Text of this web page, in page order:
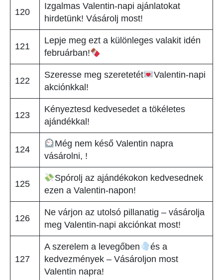
120
Izgalmas Valentin-napi ajánlatokat
hirdetünk! Vásárolj most!
121
Lepje meg ezt a különleges valakit idén
februárban!
122
Szeresse meg szeretetét
Valentin-napi
akciónkkal!
123
Kényeztesd kedvesedet a tökéletes
ajándékkal!
124
Még nem késő Valentin napra
vásárolni, !
125
Spórolj az ajándékokon kedvesednek
ezen a Valentin-napon!
126
Ne várjon az utolsó pillanatig – vásárolja
meg Valentin-napi akciónkat most!
127
A szerelem a levegőben
és a
kedvezmények – Vásároljon most
Valentin napra!